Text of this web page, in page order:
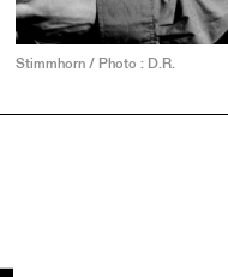
Stimmhorn / Photo : D.R.